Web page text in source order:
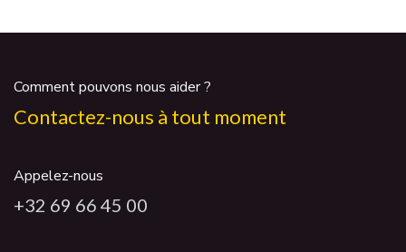
Comment pouvons nous aider ?
Contactez-nous à tout moment
Appelez-nous
+32 69 66 45 00